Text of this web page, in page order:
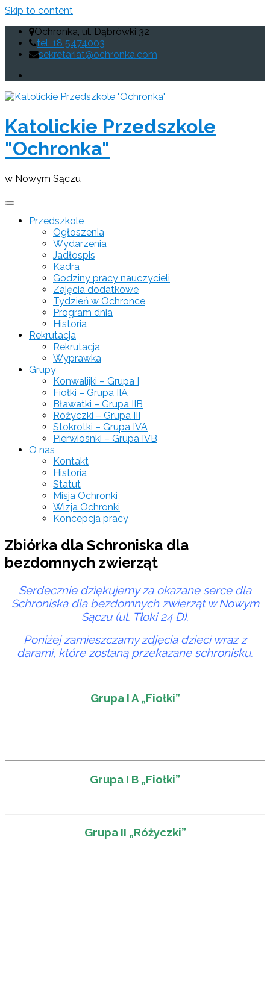
Skip to content
Ochronka, ul. Dąbrówki 32
tel. 18 5474003
sekretariat@ochronka.com
Katolickie Przedszkole
"Ochronka"
w Nowym Sączu
Przedszkole
Ogłoszenia
Wydarzenia
Jadłospis
Kadra
Godziny pracy nauczycieli
Zajęcia dodatkowe
Tydzień w Ochronce
Program dnia
Historia
Rekrutacja
Rekrutacja
Wyprawka
Grupy
Konwalijki – Grupa I
Fiołki – Grupa IIA
Bławatki – Grupa IIB
Różyczki – Grupa III
Stokrotki – Grupa IVA
Pierwiosnki – Grupa IVB
O nas
Kontakt
Historia
Statut
Misja Ochronki
Wizja Ochronki
Koncepcja pracy
Zbiórka dla Schroniska dla
bezdomnych zwierząt
Serdecznie dziękujemy za okazane serce dla
Schroniska dla bezdomnych zwierząt w Nowym
Sączu (ul. Tłoki 24 D).
Poniżej zamieszczamy zdjęcia dzieci wraz z
darami, które zostaną przekazane schronisku.
Grupa I A „Fiołki”
Grupa I B „Fiołki”
Grupa II „Różyczki”